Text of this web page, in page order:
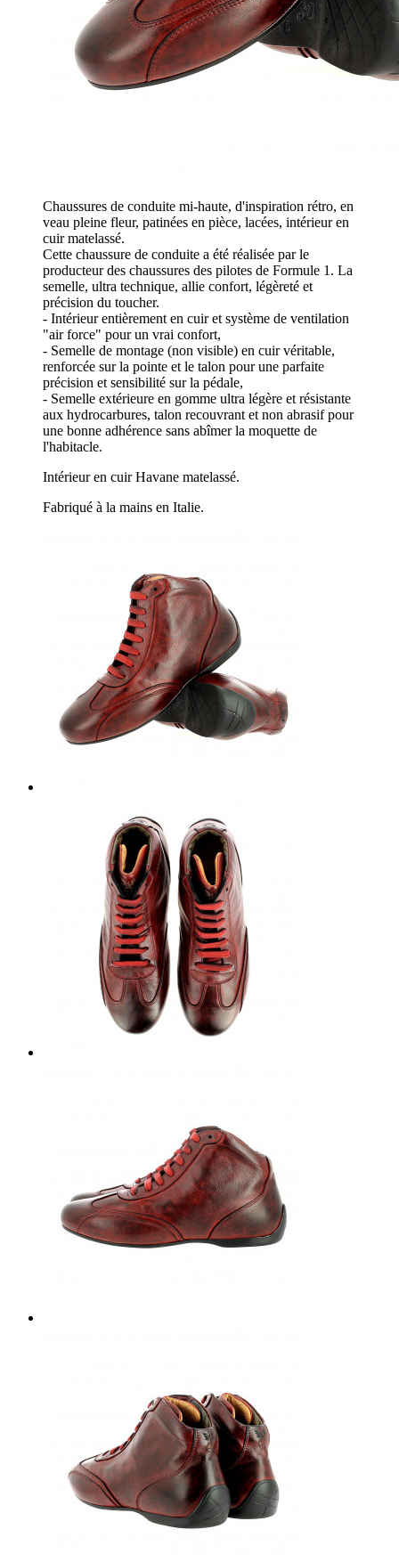
Chaussures de conduite mi-haute, d'inspiration rétro, en
veau pleine fleur, patinées en pièce, lacées, intérieur en
cuir matelassé.
Cette chaussure de conduite a été réalisée par le
producteur des chaussures des pilotes de Formule 1. La
semelle, ultra technique, allie confort, légèreté et
précision du toucher.
- Intérieur entièrement en cuir et système de ventilation
"air force" pour un vrai confort,
- Semelle de montage (non visible) en cuir véritable,
renforcée sur la pointe et le talon pour une parfaite
précision et sensibilité sur la pédale,
- Semelle extérieure en gomme ultra légère et résistante
aux hydrocarbures, talon recouvrant et non abrasif pour
une bonne adhérence sans abîmer la moquette de
l'habitacle.
Intérieur en cuir Havane matelassé.
Fabriqué à la mains en Italie.